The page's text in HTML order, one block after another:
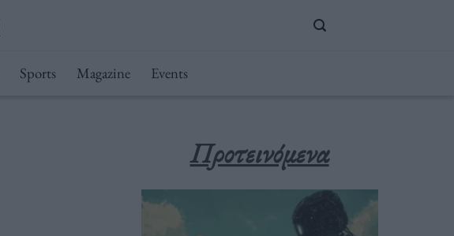
Sports Magazine Events
Προτεινόμενα